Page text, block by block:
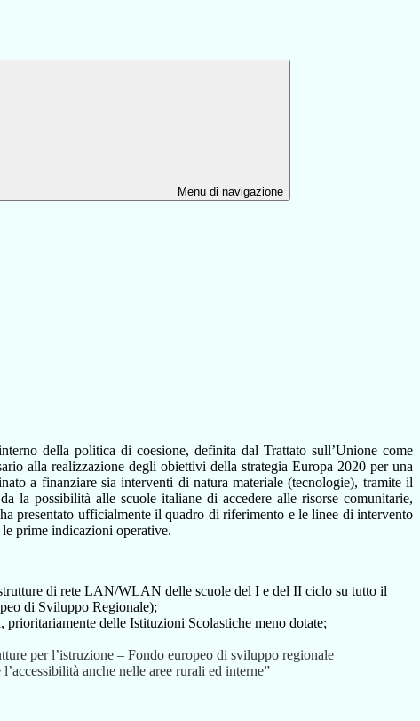
Menu di navigazione
della politica di coesione, definita dal Trattato sull’Unione come
alla realizzazione degli obiettivi della strategia Europa 2020 per una
a finanziare sia interventi di natura materiale (tecnologie), tramite il
possibilità alle scuole italiane di accedere alle risorse comunitarie,
presentato ufficialmente il quadro di riferimento e le linee di intervento
prime indicazioni operative.
di rete LAN/WLAN delle scuole del I e del II ciclo su tutto il
di Sviluppo Regionale);
delle Istituzioni Scolastiche meno dotate;
per l’istruzione – Fondo europeo di sviluppo regionale
anche nelle aree rurali ed interne”